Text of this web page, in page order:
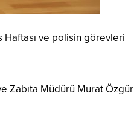
ve polisin görevleri
Zabıta Müdürü Murat Özgür